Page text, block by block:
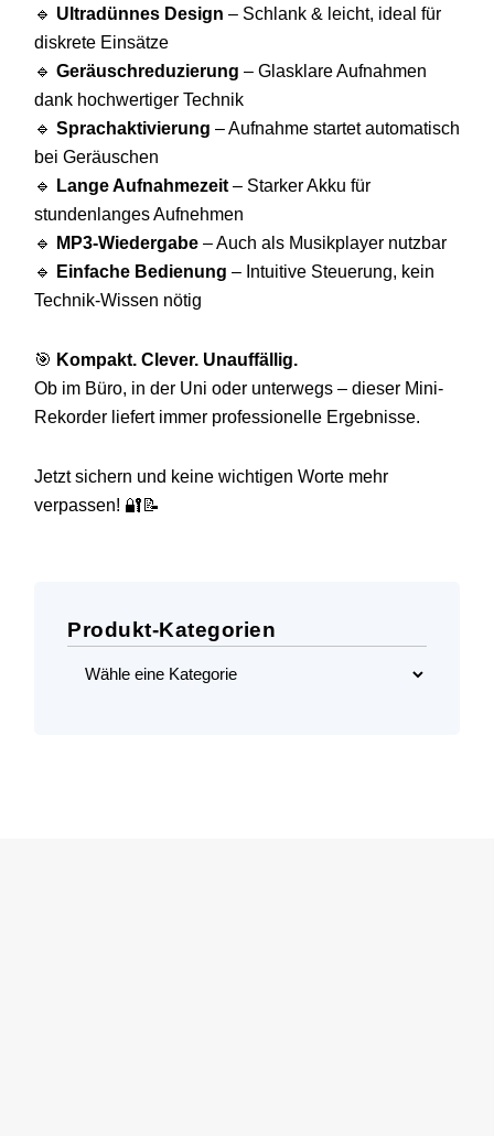
🔹 Ultradünnes Design – Schlank & leicht, ideal für
diskrete Einsätze
🔹 Geräuschreduzierung – Glasklare Aufnahmen
dank hochwertiger Technik
🔹 Sprachaktivierung – Aufnahme startet automatisch
bei Geräuschen
🔹
Lange Aufnahmezeit – Starker Akku für
stundenlanges Aufnehmen
🔹
MP3-Wiedergabe – Auch als Musikplayer nutzbar
🔹
Einfache Bedienung – Intuitive Steuerung, kein
Technik-Wissen nötig
🎯 Kompakt. Clever. Unauffällig.
Ob im Büro, in der Uni oder unterwegs – dieser Mini-
Rekorder liefert immer professionelle Ergebnisse.
Jetzt sichern und keine wichtigen Worte mehr
verpassen! 🔐📝
Produkt-Kategorien